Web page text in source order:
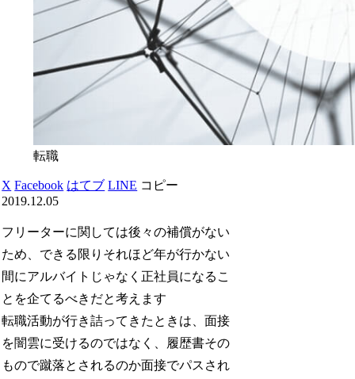
転職
X Facebook はてブ LINE コピー
2019.12.05
フリーターに関しては後々の補償がない
ため、できる限りそれほど年が行かない
間にアルバイトじゃなく正社員になるこ
とを企てるべきだと考えます
転職活動が行き詰ってきたときは、面接
を闇雲に受けるのではなく、履歴書その
もので蹴落とされるのか面接でパスされ